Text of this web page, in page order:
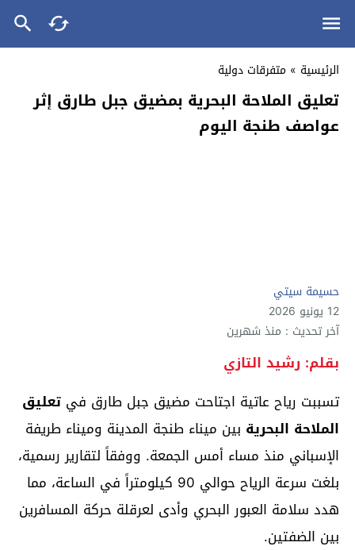
الرئيسية » متفرقات دولية
تعليق الملاحة البحرية بمضيق جبل طارق إثر
عواصف طنجة اليوم
حسيمة سيتي
12 يونيو 2026
آخر تحديث : منذ شهرين
بقلم: رشيد التازي
تسببت رياح عاتية اجتاحت مضيق جبل طارق في تعليق
الملاحة البحرية بين ميناء طنجة المدينة وميناء طريفة
الإسباني منذ مساء أمس الجمعة. ووفقاً لتقارير رسمية،
بلغت سرعة الرياح حوالي 90 كيلومتراً في الساعة، مما
هدد سلامة العبور البحري وأدى لعرقلة حركة المسافرين
بين الضفتين.